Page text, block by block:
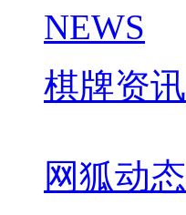
NEWS
棋牌资讯
网狐动态